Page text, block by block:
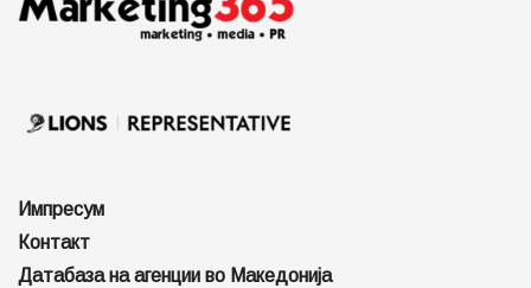
Импресум
Контакт
Датабаза на агенции во Македонија